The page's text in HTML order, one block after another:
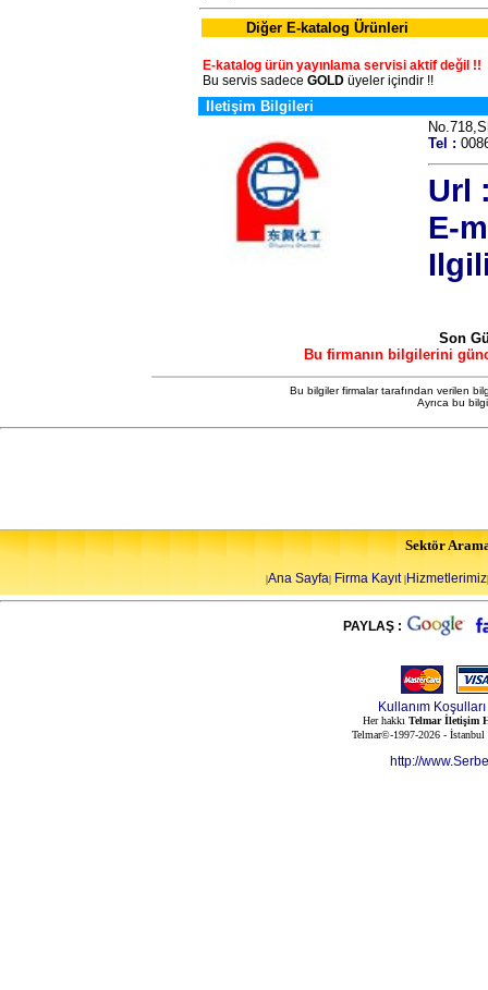
Diğer E-katalog Ürünleri
E-katalog ürün yayınlama servisi aktif değil !!
Bu servis sadece GOLD üyeler içindir !!
Iletişim Bilgileri
Tel :
Url
E-
Son
Bu firmanın bilgilerini
Bu bilgiler firmalar tarafından verilen
Ayrıca bu
Sektör
|Ana Sayfa| Firma Kayıt|Hizmetlerimiz|
PAYLAŞ :
Kullanım Koşulları
Her hakkı Telmar İletişim
Telmar©-1997-2026 -
http://